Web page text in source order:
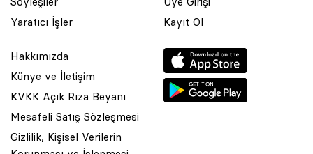
Yaratıcı İşler
Kayıt Ol
Hakkımızda
Künye ve İletişim
KVKK Açık Rıza Beyanı
Mesafeli Satış Sözleşmesi
Gizlilik, Kişisel Verilerin